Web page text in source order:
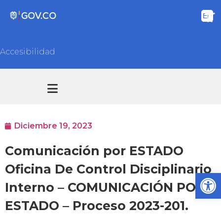
Accesibilidad
Diciembre 19, 2023
Comunicación por ESTADO
Oficina De Control Disciplinario
Interno – COMUNICACIÓN POR
ESTADO – Proceso 2023-201.